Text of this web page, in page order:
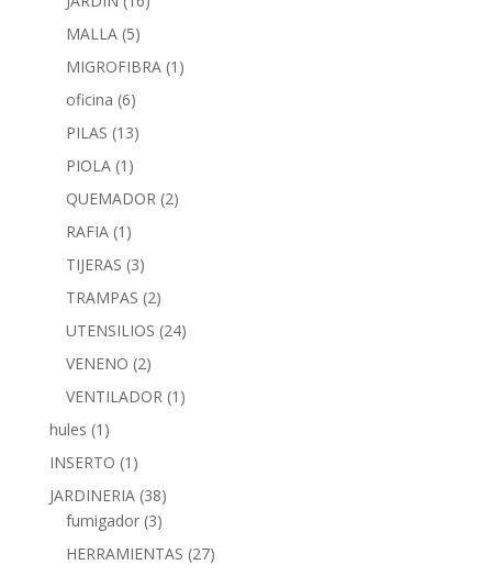
MALLA (5)
MIGROFIBRA (1)
oficina (6)
PILAS (13)
PIOLA (1)
QUEMADOR (2)
RAFIA (1)
TIJERAS (3)
TRAMPAS (2)
UTENSILIOS (24)
VENENO (2)
VENTILADOR (1)
hules (1)
INSERTO (1)
JARDINERIA (38)
fumigador (3)
HERRAMIENTAS (27)